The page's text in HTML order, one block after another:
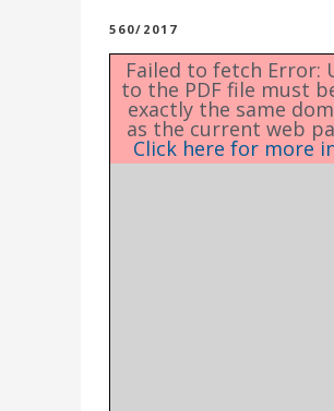
560/2017
Failed to fetch Error:
to the PDF file must
exactly the same
as the current web
Click here for more